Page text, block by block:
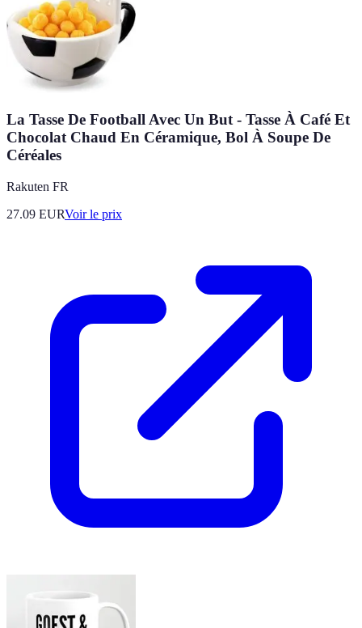
La Tasse De Football Avec Un But - Tasse À Café Et
Chocolat Chaud En Céramique, Bol À Soupe De
Céréales
Rakuten FR
27.09 EURVoir le prix